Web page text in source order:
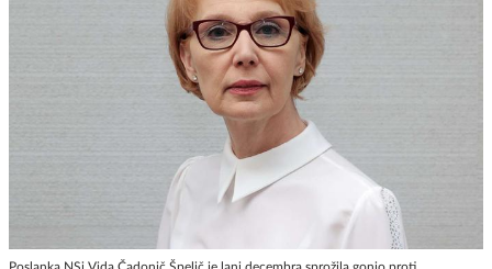
Poslanka NSi Vida Čadonič Špelič je lani decembra sprožila gonjo proti